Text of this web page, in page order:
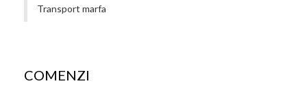
Transport marfa
COMENZI